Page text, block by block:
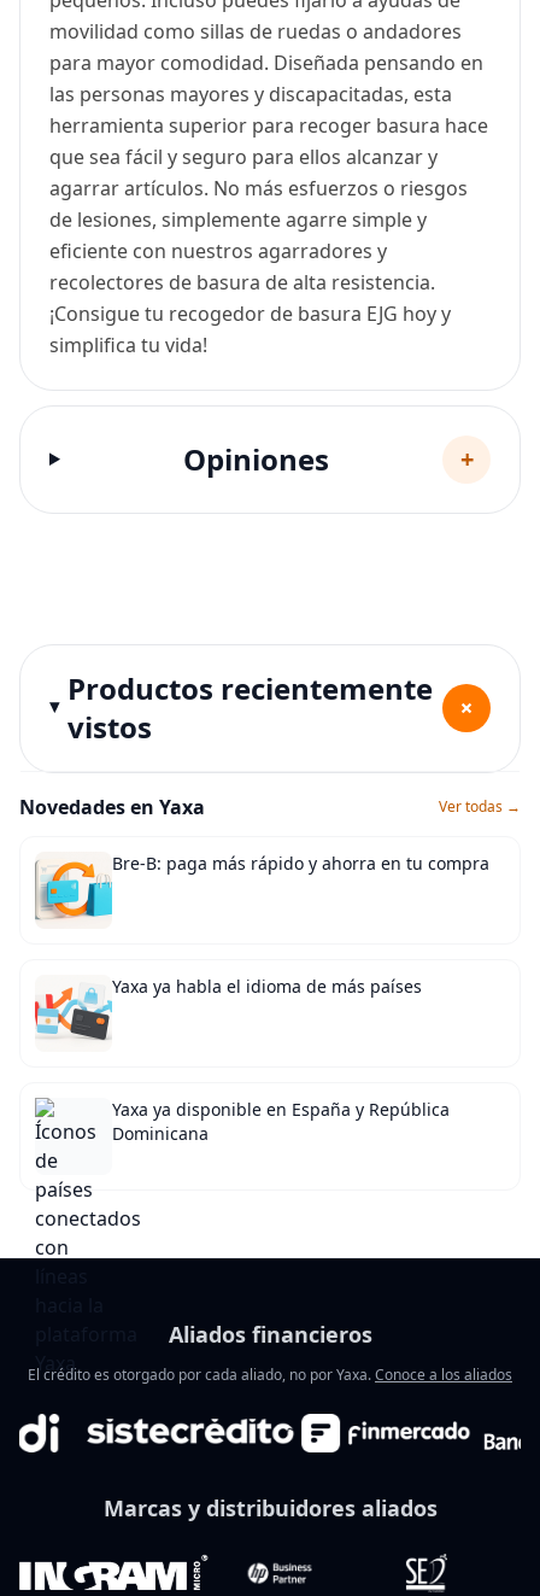
movilidad como sillas de ruedas o andadores
para mayor comodidad. Diseñada pensando en
las personas mayores y discapacitadas, esta
herramienta superior para recoger basura hace
que sea fácil y seguro para ellos alcanzar y
agarrar artículos. No más esfuerzos o riesgos
de lesiones, simplemente agarre simple y
eficiente con nuestros agarradores y
recolectores de basura de alta resistencia.
¡Consigue tu recogedor de basura EJG hoy y
simplifica tu vida!
Opiniones +
Productos recientemente
vistos
+
Novedades en Yaxa Ver todas →
Bre-B: paga más rápido y ahorra en tu compra
Yaxa ya habla el idioma de más países
Yaxa ya disponible en España y República
Dominicana
Aliados financieros
El crédito es otorgado por cada aliado, no por Yaxa.Conoce a los aliados
Marcas y distribuidores aliados